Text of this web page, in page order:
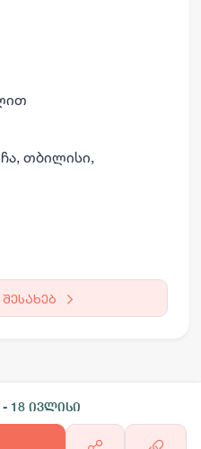
თბილისი,
- 18 ივლისი